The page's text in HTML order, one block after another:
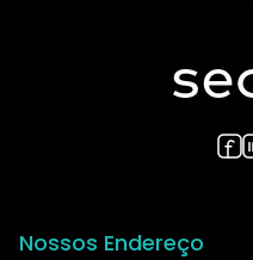
Nossos Endereço